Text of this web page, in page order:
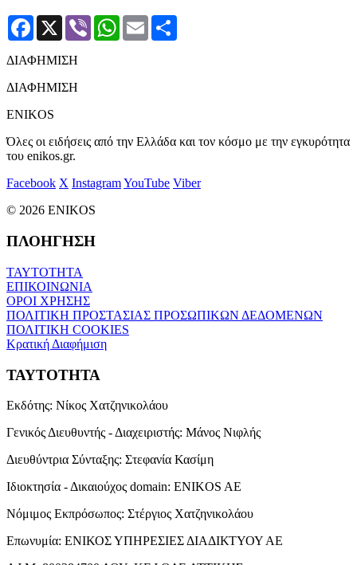
Facebook
X Viber WhatsApp
Email
ΔΙΑΦΗΜΙΣΗ
ΔΙΑΦΗΜΙΣΗ
ENIKOS
Όλες οι ειδήσεις από την Ελλάδα και τον κόσμο με την εγκυρότητα
του enikos.gr.
Facebook X InstagramYouTube Viber
© 2026 ENIKOS
ΠΛΟΗΓΗΣΗ
ΤΑΥΤΟΤΗΤΑ
ΕΠΙΚΟΙΝΩΝΙΑ
ΟΡΟΙ ΧΡΗΣΗΣ
ΠΟΛΙΤΙΚΗ ΠΡΟΣΤΑΣΙΑΣ ΠΡΟΣΩΠΙΚΩΝ ΔΕΔΟΜΕΝΩΝ
ΠΟΛΙΤΙΚΗ COOKIES
Κρατική Διαφήμιση
ΤΑΥΤΟΤΗΤΑ
Εκδότης: Νίκος Χατζηνικολάου
Γενικός Διευθυντής - Διαχειριστής: Μάνος Νιφλής
Διευθύντρια Σύνταξης: Στεφανία Κασίμη
Ιδιοκτησία - Δικαιούχος domain: ENIKOS AE
Νόμιμος Εκπρόσωπος: Στέργιος Χατζηνικολάου
Επωνυμία: ΕΝΙΚΟΣ ΥΠΗΡΕΣΙΕΣ ΔΙΑΔΙΚΤΥΟΥ ΑΕ